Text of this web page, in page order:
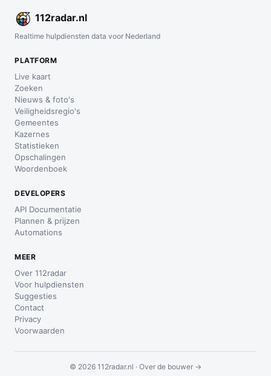
112radar.nl
Realtime hulpdiensten data voor Nederland
PLATFORM
Live kaart
Zoeken
Nieuws & foto's
Veiligheidsregio's
Gemeentes
Kazernes
Statistieken
Opschalingen
Woordenboek
DEVELOPERS
API Documentatie
Plannen & prijzen
Automations
MEER
Over 112radar
Voor hulpdiensten
Suggesties
Contact
Privacy
Voorwaarden
© 2026 112radar.nl · Over de bouwer →